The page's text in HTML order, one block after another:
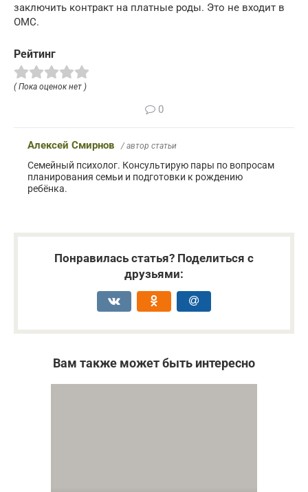
заключить контракт на платные роды. Это не входит в
ОМС.
Рейтинг
( Пока оценок нет )
0
Алексей Смирнов / автор статьи
Семейный психолог. Консультирую пары по вопросам
планирования семьи и подготовки к рождению
ребёнка.
Понравилась статья? Поделиться с
друзьями:
Вам также может быть интересно